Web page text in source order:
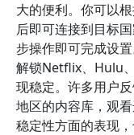
大的便利。你可以
后即可连接到目标
步操作即可完成设
解锁Netflix、Hulu
现稳定。许多用户
地区的内容库，观
稳定性方面的表现